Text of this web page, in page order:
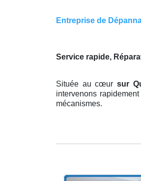
Entreprise de
Service rapide,
Située au cœursur
intervenons
mécanismes.